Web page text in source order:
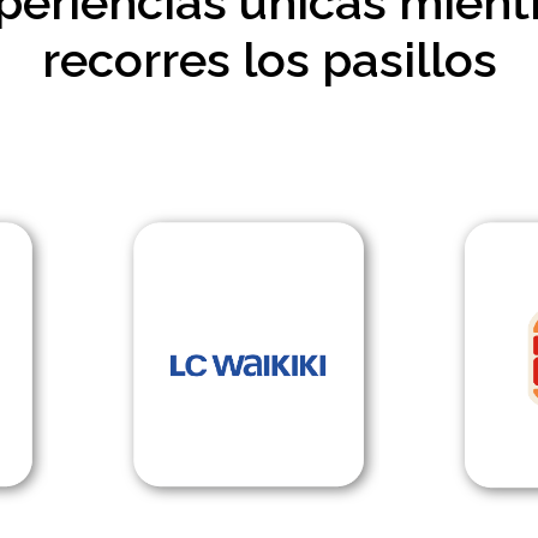
recorres los pasillos